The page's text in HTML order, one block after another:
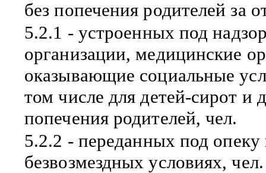
без попечения родителей за
5.2.1 - устроенных под
организации, медицинские
оказывающие социальные
том числе для детей-сирот и
попечения родителей, чел.
5.2.2 - переданных под опеку
безвозмездных условиях, чел.